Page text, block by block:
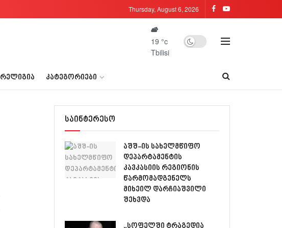
Thursday, August 6, 2026
19 °c
Tbilisi
ᲠᲔᲚᲘᲒᲘᲐ ᲙᲐᲢᲔᲒᲝᲠᲘᲔᲑᲘ
საინტერესო
აშშ-ის სახელმწიფო
დეპარტამენტის
კავკასიის რეგიონის
წარმომადგენელს
მიხეილ დარჩიაშვილი
შეხვდა